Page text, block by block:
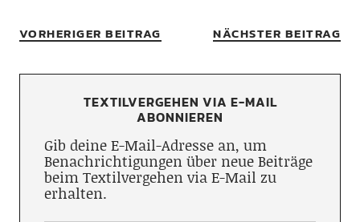
VORHERIGER BEITRAG NÄCHSTER BEITRAG
TEXTILVERGEHEN VIA E-MAIL
ABONNIEREN
Gib deine E-Mail-Adresse an, um
Benachrichtigungen über neue Beiträge
beim Textilvergehen via E-Mail zu
erhalten.